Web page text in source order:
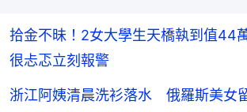
拾金不昧！2女大學生天橋執到值44
很忐忑立刻報警
浙江阿姨清晨洗衫落水 俄羅斯美女